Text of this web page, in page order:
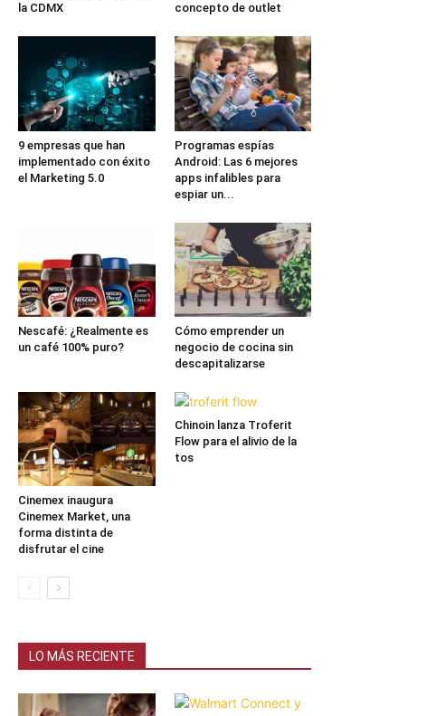
la CDMX
concepto de outlet
9 empresas que han
implementado con éxito
el Marketing 5.0
Programas espías
Android: Las 6 mejores
apps infalibles para
espiar un...
Nescafé: ¿Realmente es
un café 100% puro?
Cómo emprender un
negocio de cocina sin
descapitalizarse
Cinemex inaugura
Cinemex Market, una
forma distinta de
disfrutar el cine
Chinoin lanza Troferit
Flow para el alivio de la
tos
LO MÁS RECIENTE